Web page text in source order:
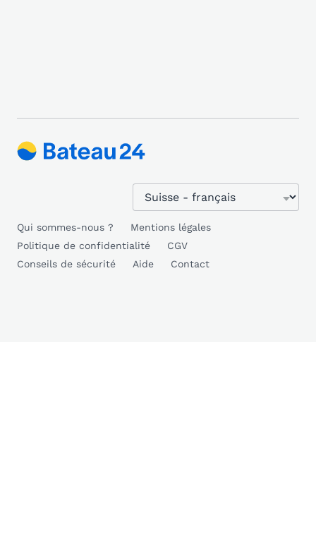
Qui sommes-nous ?
Mentions légales
Politique de confidentialité
CGV
Conseils de sécurité
Aide Contact